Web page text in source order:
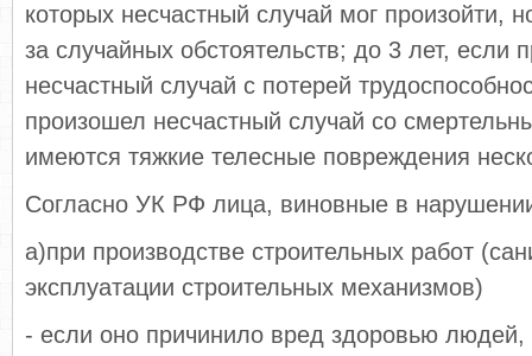
которых несчастный случай мог произойти,
за случайных обстоятельств; до 3 лет, если
несчастный случай с потерей
произошел несчастный случай со
имеются тяжкие телесные повреждения
Согласно УК РФ лица, виновные в
а)при производстве строительных работ
эксплуатации строительных механизмов)
- если оно причинило вред здоровью людей,